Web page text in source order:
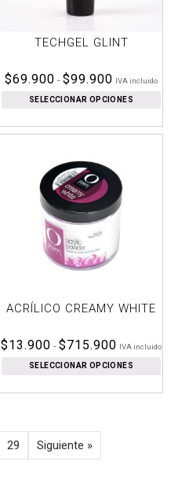
TECHGEL GLINT
$69.900 - $99.900 Rango
desde
$99.900
IVA incluido
SELECCIONAR OPCIONES
ACRÍLICO CREAMY WHITE
$13.900 - $715.900 Rango
IVA incluido
SELECCIONAR OPCIONES
29 Siguiente »